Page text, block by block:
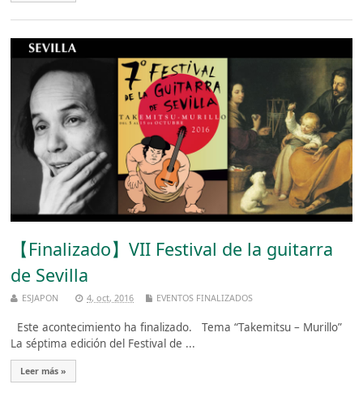
【Finalizado】VII Festival de la guitarra
de Sevilla
ESJAPON 4, oct, 2016 EVENTOS FINALIZADOS
Este acontecimiento ha finalizado. Tema “Takemitsu – Murillo”
La séptima edición del Festival de ...
Leer más »